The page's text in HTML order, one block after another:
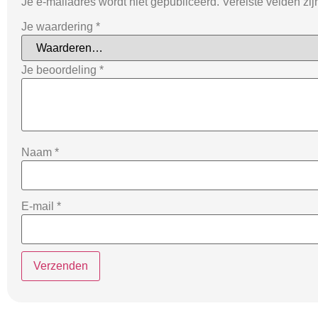
Je waardering *
Je beoordeling *
Naam *
E-mail *